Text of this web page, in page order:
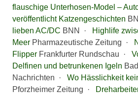
flauschige Unterhosen-Model –
veröffentlicht Katzengeschichten
lieben AC/DC BNN ·
Highlife
MeerPharmazeutische Zeitung ·
FlipperFrankfurter Rundschau ·
Delfinen und betrunkenen Igeln
Nachrichten ·
Wo Hässlichkeit
Pforzheimer Zeitung ·